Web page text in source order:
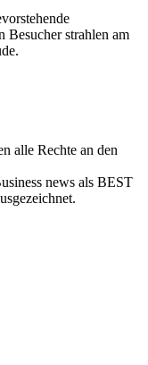
Besucher strahlen am
alle Rechte an den
news als BEST